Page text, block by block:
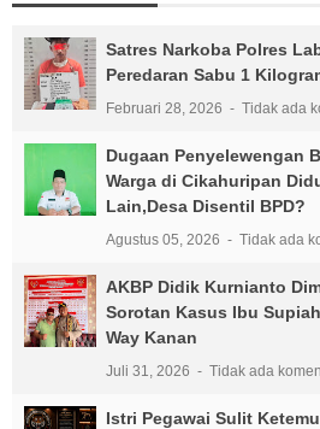
Satres Narkoba Polres
Peredaran Sabu 1
Februari 28, 2026 Tidak ada
Dugaan Penyelewengan
Warga di Cikahuripan
Lain,Desa Disentil BPD?
Agustus 05, 2026 Tidak ada
AKBP Didik Kurnianto
Sorotan Kasus Ibu
Way Kanan
Juli 31, 2026 Tidak ada
Istri Pegawai Sulit